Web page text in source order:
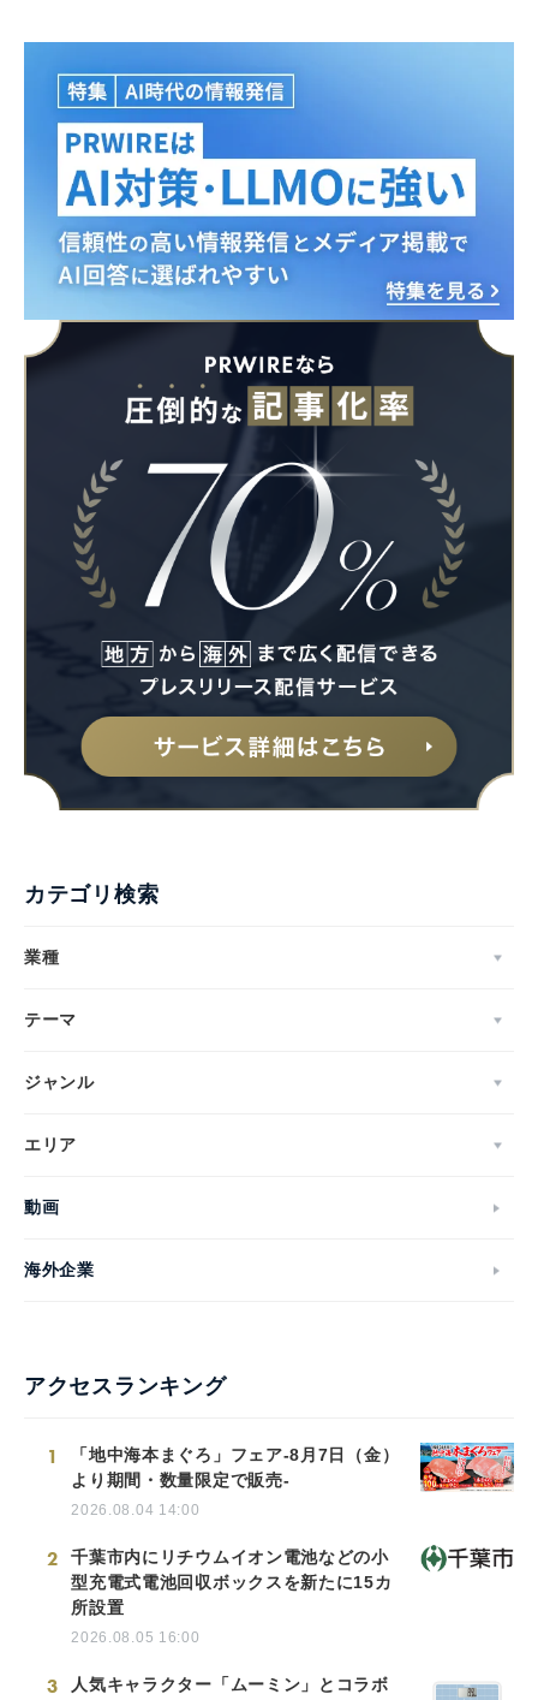
カテゴリ検索
業種
テーマ
ジャンル
エリア
動画
海外企業
アクセスランキング
1
「地中海本まぐろ」フェア-8月7日（金）
より期間・数量限定で販売-
2026.08.04 14:00
2
千葉市内にリチウムイオン電池などの小
型充電式電池回収ボックスを新たに15カ
所設置
2026.08.05 16:00
3 人気キャラクター「ムーミン」とコラボ